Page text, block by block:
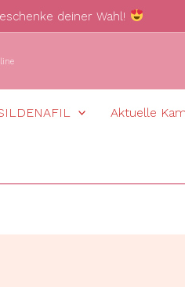
deiner Wahl!
Aktuelle